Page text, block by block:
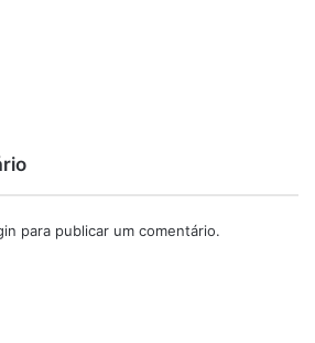
para publicar um comentário.